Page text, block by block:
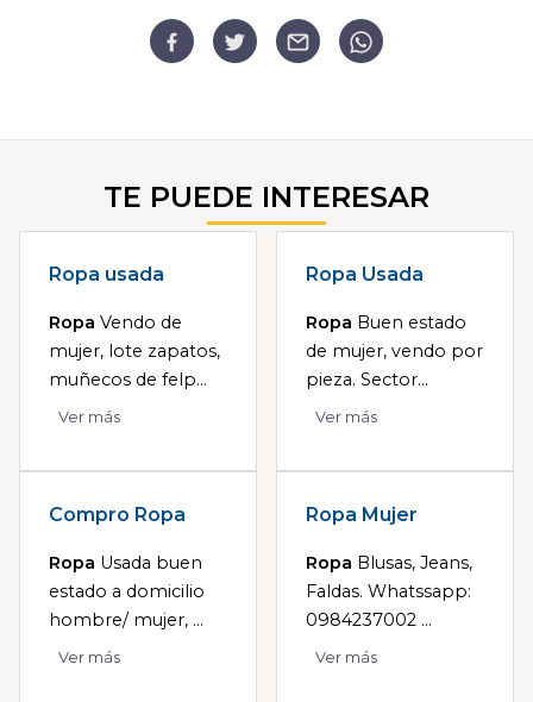
TE PUEDE INTERESAR
Ropa usada
Ropa Vendo de
mujer, lote zapatos,
muñecos de felp...
Ver más
Ropa Usada
Ropa Buen estado
de mujer, vendo por
pieza. Sector...
Ver más
Compro Ropa
Ropa Usada buen
estado a domicilio
hombre/ mujer, ...
Ver más
Ropa Mujer
Ropa Blusas, Jeans,
Faldas. Whatssapp:
0984237002 ...
Ver más